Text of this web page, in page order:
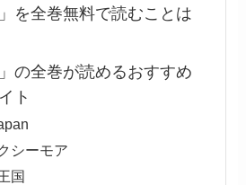
を全巻無料で読むことは
の全巻が読めるおすすめ
ト
シーモア
国